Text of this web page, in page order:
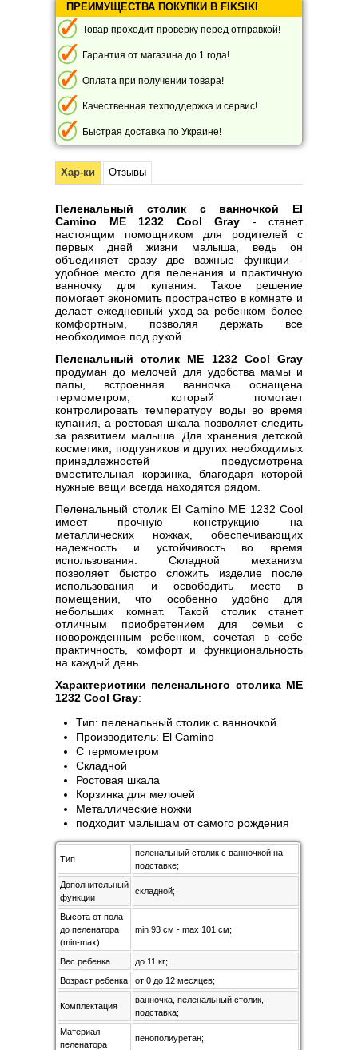
ПРЕИМУЩЕСТВА ПОКУПКИ В FIKSIKI
Товар проходит проверку перед отправкой!
Гарантия от магазина до 1 года!
Оплата при получении товара!
Качественная техподдержка и сервис!
Быстрая доставка по Украине!
Хар-ки Отзывы
Пеленальный столик с ванночкой El
Camino ME 1232 Cool Gray - станет
настоящим помощником для родителей с
первых дней жизни малыша, ведь он
объединяет сразу две важные функции -
удобное место для пеленания и практичную
ванночку для купания. Такое решение
помогает экономить пространство в комнате и
делает ежедневный уход за ребенком более
комфортным, позволяя держать все
необходимое под рукой.
Пеленальный столик ME 1232 Cool Gray
продуман до мелочей для удобства мамы и
папы, встроенная ванночка оснащена
термометром, который помогает
контролировать температуру воды во время
купания, а ростовая шкала позволяет следить
за развитием малыша. Для хранения детской
косметики, подгузников и других необходимых
принадлежностей предусмотрена
вместительная корзинка, благодаря которой
нужные вещи всегда находятся рядом.
Пеленальный столик El Camino ME 1232 Cool
имеет прочную конструкцию на
металлических ножках, обеспечивающих
надежность и устойчивость во время
использования. Складной механизм
позволяет быстро сложить изделие после
использования и освободить место в
помещении, что особенно удобно для
небольших комнат. Такой столик станет
отличным приобретением для семьи с
новорожденным ребенком, сочетая в себе
практичность, комфорт и функциональность
на каждый день.
Характеристики пеленального столика ME
1232 Cool Gray:
Тип: пеленальный столик с ванночкой
Производитель: El Camino
С термометром
Складной
Ростовая шкала
Корзинка для мелочей
Металлические ножки
подходит малышам от самого рождения
Тип
пеленальный столик с ванночкой на
подставке;
Дополнительный
функции
складной;
Высота от пола
до пеленатора
(min-max)
min 93 см - max 101 см;
Вес ребенка
до 11 кг;
Возраст ребенка
от 0 до 12 месяцев;
Комплектация
ванночка, пеленальный столик,
подставка;
Материал
пеленатора
пенополиуретан;